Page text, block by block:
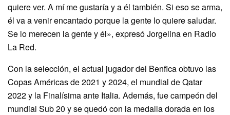
quiere ver. A mí me gustaría y a él también. Si eso se arma,
él va a venir encantado porque la gente lo quiere saludar.
Se lo merecen la gente y él», expresó Jorgelina en Radio
La Red.
Con la selección, el actual jugador del Benfica obtuvo las
Copas Américas de 2021 y 2024, el mundial de Qatar
2022 y la Finalísima ante Italia. Además, fue campeón del
mundial Sub 20 y se quedó con la medalla dorada en los